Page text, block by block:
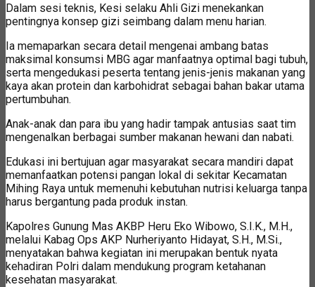
Dalam sesi teknis, Kesi selaku Ahli Gizi menekankan
pentingnya konsep gizi seimbang dalam menu harian.
Ia memaparkan secara detail mengenai ambang batas
maksimal konsumsi MBG agar manfaatnya optimal bagi tubuh,
serta mengedukasi peserta tentang jenis-jenis makanan yang
kaya akan protein dan karbohidrat sebagai bahan bakar utama
pertumbuhan.
Anak-anak dan para ibu yang hadir tampak antusias saat tim
mengenalkan berbagai sumber makanan hewani dan nabati.
Edukasi ini bertujuan agar masyarakat secara mandiri dapat
memanfaatkan potensi pangan lokal di sekitar Kecamatan
Mihing Raya untuk memenuhi kebutuhan nutrisi keluarga tanpa
harus bergantung pada produk instan.
Kapolres Gunung Mas AKBP Heru Eko Wibowo, S.I.K., M.H.,
melalui Kabag Ops AKP Nurheriyanto Hidayat, S.H., M.Si.,
menyatakan bahwa kegiatan ini merupakan bentuk nyata
kehadiran Polri dalam mendukung program ketahanan
kesehatan masyarakat.